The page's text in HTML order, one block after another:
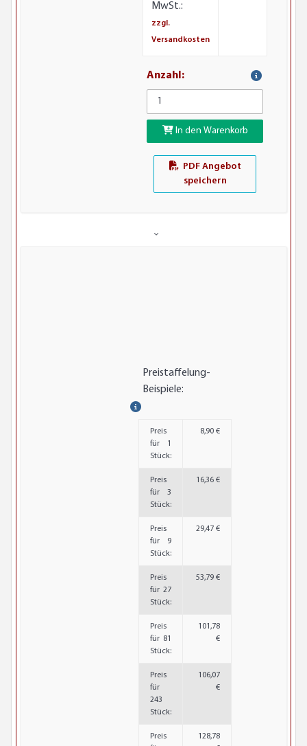
MwSt.:
zzgl.
Versandkosten
Anzahl:
In den Warenkorb
PDF Angebot
speichern
Preistaffelung-
Beispiele:
Preis
für 1
Stück:
8,90 €
Preis
für 3
Stück:
16,36 €
Preis
für 9
Stück:
29,47 €
Preis
für 27
Stück:
53,79 €
Preis
für 81
Stück:
101,78
€
Preis
für
243
Stück:
106,07
€
Preis
128,78